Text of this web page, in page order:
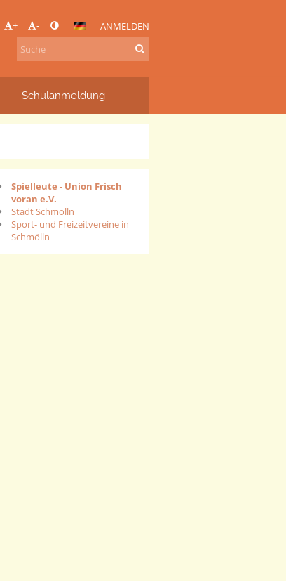
+ - ANMELDEN
Schulanmeldung
Spielleute - Union Frisch
voran e.V.
Stadt Schmölln
Sport- und Freizeitvereine in
Schmölln